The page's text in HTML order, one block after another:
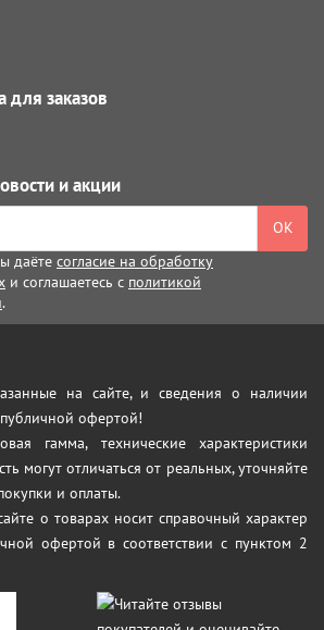
для заказов
и акции
ОК
даёте согласие на обработку
и соглашаетесь с политикой
.
на сайте, и сведения о наличии
офертой!
гамма, технические характеристики
могут отличаться от реальных, уточняйте
и оплаты.
о товарах носит справочный характер
офертой в соответствии с пунктом 2